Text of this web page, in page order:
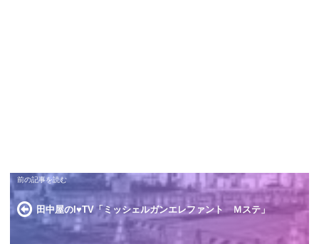
田中屋のI♥TV「ミッシェルガンエレファント Ｍステ」